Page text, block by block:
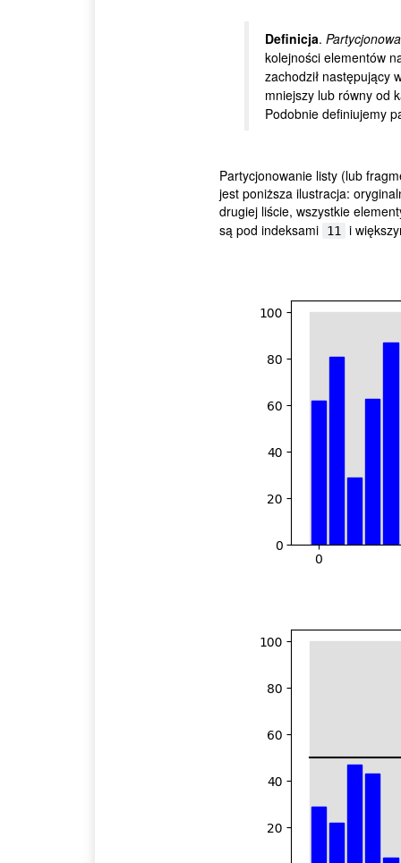
Definicja.
kolejności elementów
zachodził następujący
mniejszy lub równy od
Podobnie definiujemy
Partycjonowanie listy (lub
jest poniższa ilustracja:
drugiej liście, wszystkie
są pod indeksami
11 i